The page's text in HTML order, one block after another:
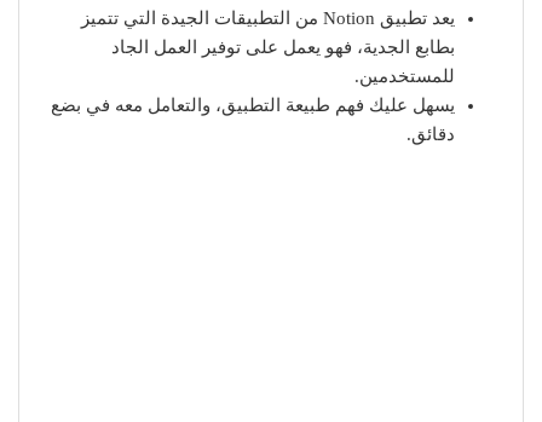
يعد تطبيق Notion من التطبيقات الجيدة التي تتميز
بطابع الجدية، فهو يعمل على توفير العمل الجاد
للمستخدمين.
يسهل عليك فهم طبيعة التطبيق، والتعامل معه في بضع
دقائق.